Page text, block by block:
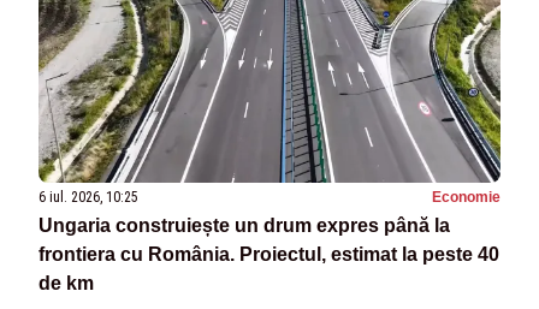
6 iul. 2026, 10:25 Economie
Ungaria construiește un drum expres până la
frontiera cu România. Proiectul, estimat la peste 40
de km